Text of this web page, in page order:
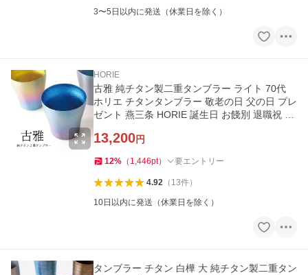
3〜5日以内に発送（休業日を除く）
HORIE
古雅 純チタン製二重タンブラー ライト 70代
ホリエ チタンタンブラー 敬老の日 父の日 プレ
ゼント 燕三条 HORIE 誕生日 お餞別 退職祝 ギ
13,200円
12% （ 1,446pt） 要エントリー
4.92（ 13件）
10日以内に発送（休業日を除く）
タンブラー チタン 白樺 大 純チタン製二重タン